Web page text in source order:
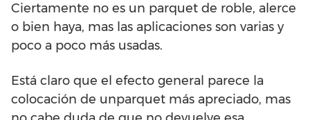
Ciertamente no es un parquet de roble, alerce
o bien haya, mas las aplicaciones son varias y
poco a poco más usadas.
Está claro que el efecto general parece la
colocación de unparquet más apreciado, mas